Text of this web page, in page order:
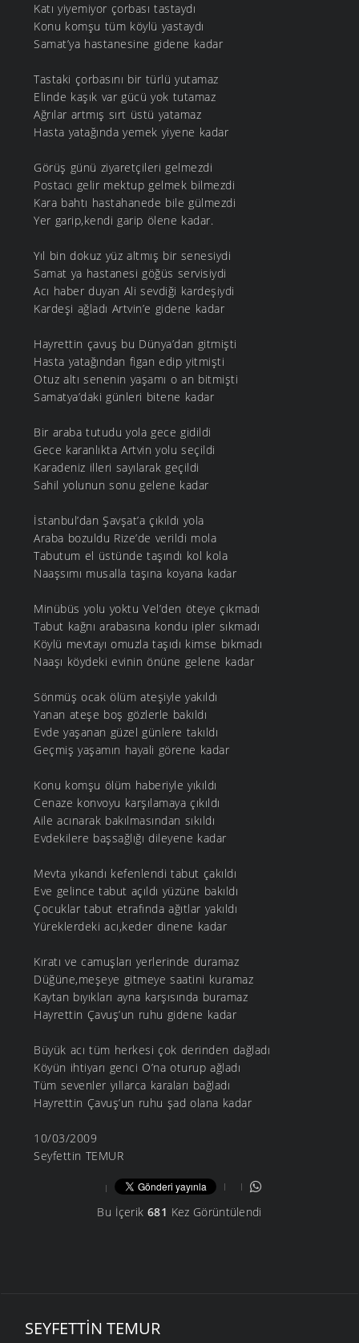
Katı yiyemiyor çorbası tastaydı
Konu komşu tüm köylü yastaydı
Samat’ya hastanesine gidene kadar
Tastaki çorbasını bir türlü yutamaz
Elinde kaşık var gücü yok tutamaz
Ağrılar artmış sırt üstü yatamaz
Hasta yatağında yemek yiyene kadar
Görüş günü ziyaretçileri gelmezdi
Postacı gelir mektup gelmek bilmezdi
Kara bahtı hastahanede bile gülmezdi
Yer garip,kendi garip ölene kadar.
Yıl bin dokuz yüz altmış bir senesiydi
Samat ya hastanesi göğüs servisiydi
Acı haber duyan Ali sevdiği kardeşiydi
Kardeşi ağladı Artvin’e gidene kadar
Hayrettin çavuş bu Dünya’dan gitmişti
Hasta yatağından figan edip yitmişti
Otuz altı senenin yaşamı o an bitmişti
Samatya’daki günleri bitene kadar
Bir araba tutudu yola gece gidildi
Gece karanlıkta Artvin yolu seçildi
Karadeniz illeri sayılarak geçildi
Sahil yolunun sonu gelene kadar
İstanbul’dan Şavşat’a çıkıldı yola
Araba bozuldu Rize’de verildi mola
Tabutum el üstünde taşındı kol kola
Naaşsımı musalla taşına koyana kadar
Minübüs yolu yoktu Vel’den öteye çıkmadı
Tabut kağnı arabasına kondu ipler sıkmadı
Köylü mevtayı omuzla taşıdı kimse bıkmadı
Naaşı köydeki evinin önüne gelene kadar
Sönmüş ocak ölüm ateşiyle yakıldı
Yanan ateşe boş gözlerle bakıldı
Evde yaşanan güzel günlere takıldı
Geçmiş yaşamın hayali görene kadar
Konu komşu ölüm haberiyle yıkıldı
Cenaze konvoyu karşılamaya çıkıldı
Aile acınarak bakılmasından sıkıldı
Evdekilere başsağlığı dileyene kadar
Mevta yıkandı kefenlendi tabut çakıldı
Eve gelince tabut açıldı yüzüne bakıldı
Çocuklar tabut etrafında ağıtlar yakıldı
Yüreklerdeki acı,keder dinene kadar
Kıratı ve camuşları yerlerinde duramaz
Düğüne,meşeye gitmeye saatini kuramaz
Kaytan bıyıkları ayna karşısında buramaz
Hayrettin Çavuş’un ruhu gidene kadar
Büyük acı tüm herkesi çok derinden dağladı
Köyün ihtiyarı genci O’na oturup ağladı
Tüm sevenler yıllarca karaları bağladı
Hayrettin Çavuş’un ruhu şad olana kadar
10/03/2009
Seyfettin TEMUR
Bu İçerik 681 Kez Görüntülendi
SEYFETTIN TEMUR